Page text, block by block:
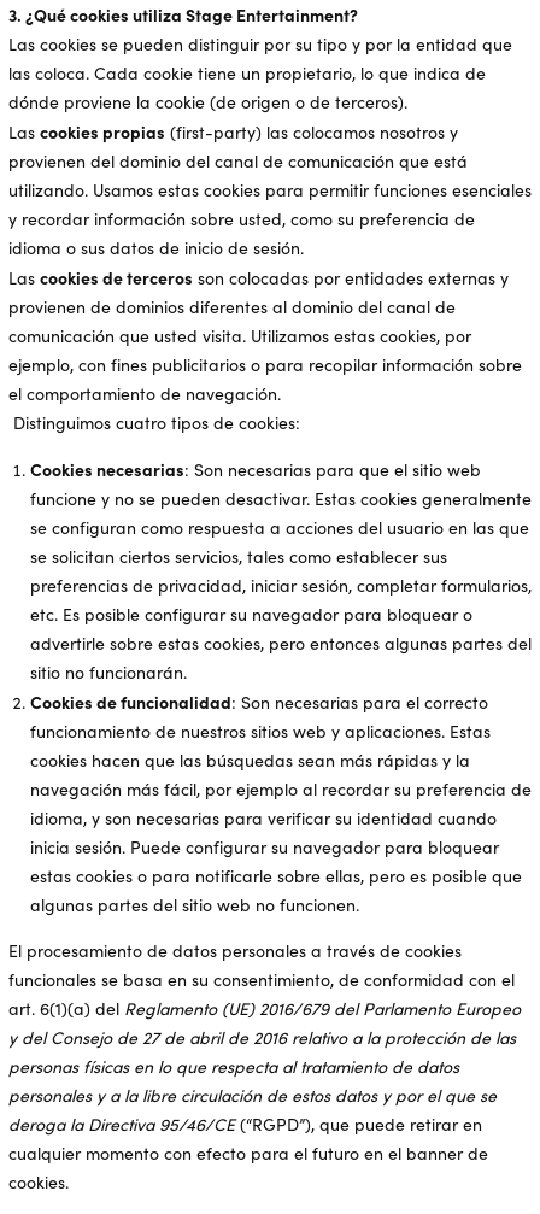
3. ¿Qué cookies utiliza Stage Entertainment?
Las cookies se pueden distinguir por su tipo y por la entidad que
las coloca. Cada cookie tiene un propietario, lo que indica de
dónde proviene la cookie (de origen o de terceros).
Las cookies propias (first-party) las colocamos nosotros y
provienen del dominio del canal de comunicación que está
utilizando. Usamos estas cookies para permitir funciones esenciales
y recordar información sobre usted, como su preferencia de
idioma o sus datos de inicio de sesión.
Las cookies de terceros son colocadas por entidades externas y
provienen de dominios diferentes al dominio del canal de
comunicación que usted visita. Utilizamos estas cookies, por
ejemplo, con fines publicitarios o para recopilar información sobre
el comportamiento de navegación.
Distinguimos cuatro tipos de cookies:
Cookies necesarias: Son necesarias para que el sitio web
funcione y no se pueden desactivar. Estas cookies generalmente
se configuran como respuesta a acciones del usuario en las que
se solicitan ciertos servicios, tales como establecer sus
preferencias de privacidad, iniciar sesión, completar formularios,
etc. Es posible configurar su navegador para bloquear o
advertirle sobre estas cookies, pero entonces algunas partes del
sitio no funcionarán.
Cookies de funcionalidad: Son necesarias para el correcto
funcionamiento de nuestros sitios web y aplicaciones. Estas
cookies hacen que las búsquedas sean más rápidas y la
navegación más fácil, por ejemplo al recordar su preferencia de
idioma, y son necesarias para verificar su identidad cuando
inicia sesión. Puede configurar su navegador para bloquear
estas cookies o para notificarle sobre ellas, pero es posible que
algunas partes del sitio web no funcionen.
El procesamiento de datos personales a través de cookies
funcionales se basa en su consentimiento, de conformidad con el
art. 6(1)(a) del Reglamento (UE) 2016/679 del Parlamento Europeo
y del Consejo de 27 de abril de 2016 relativo a la protección de las
personas físicas en lo que respecta al tratamiento de datos
personales y a la libre circulación de estos datos y por el que se
deroga la Directiva 95/46/CE(“RGPD”), que puede retirar en
cualquier momento con efecto para el futuro en el banner de
cookies.